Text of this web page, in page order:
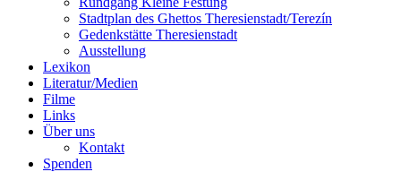
Stadtplan des Ghettos Theresienstadt/Terezín
Gedenkstätte Theresienstadt
Ausstellung
Lexikon
Literatur/Medien
Filme
Links
Über uns
Kontakt
Spenden